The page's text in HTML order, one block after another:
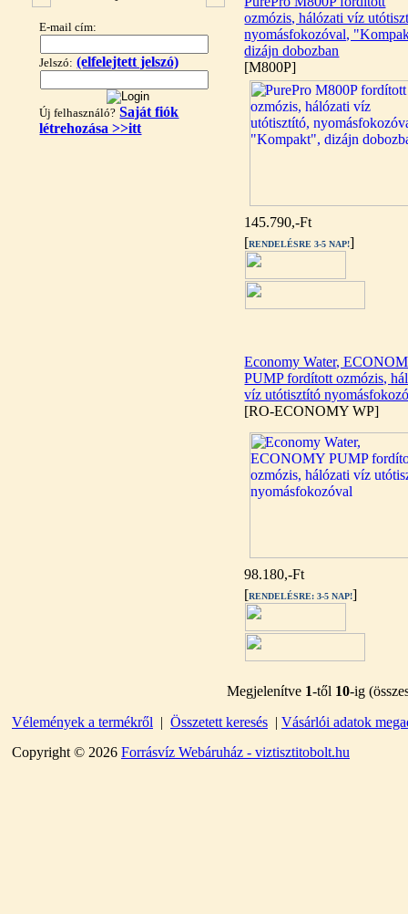
---------
E-mail cím:
Jelszó: (elfelejtett jelszó)
Új felhasználó? Saját fiók
létrehozása >>itt
ozmózis, hálózati víz
nyomásfokozóval,
dizájn dobozban
[M800P]
145.790,-Ft
[RENDELÉSRE 3-5 NAP!]
Economy Water,
PUMP fordított ozmózis,
víz utótisztító
[RO-ECONOMY WP]
98.180,-Ft
[RENDELÉSRE: 3-5 NAP!]
Megjelenítve 1-től 10-ig
Vélemények a termékről | Összetett keresés | Vásárlói adatok
Copyright © 2026 Forrásvíz Webáruház - viztisztitobolt.hu